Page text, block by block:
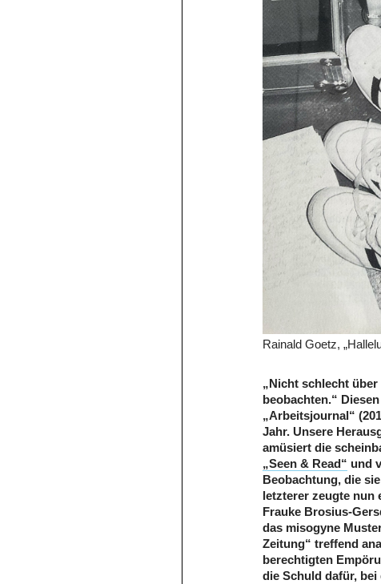
Rainald Goetz,
„Nicht schlecht
beobachten.“
„Arbeitsjournal“
Jahr. Unsere
amüsiert die
„Seen & Read“ und
Beobachtung, die
letzterer zeugte nun
Frauke Brosius-
das misogyne
Zeitung“ treffend
berechtigten
die Schuld dafür, bei